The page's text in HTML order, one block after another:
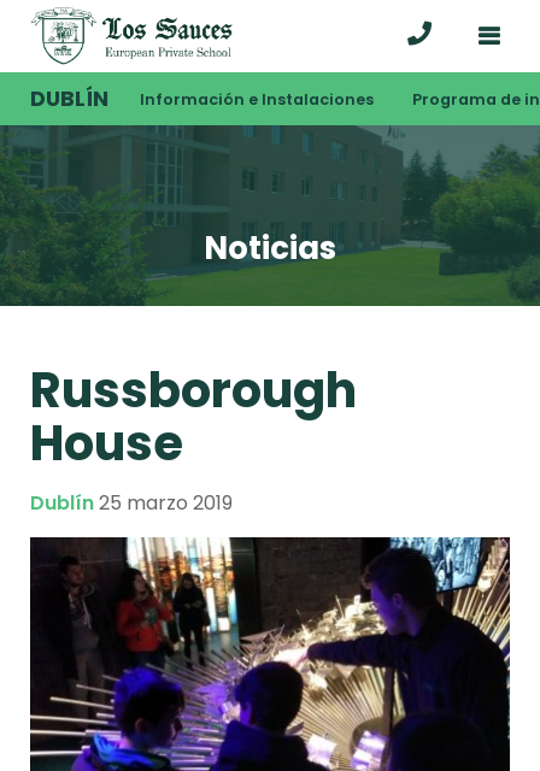
DUBLÍN Información e Instalaciones Programa de
Noticias
Russborough
House
Dublín25 marzo 2019